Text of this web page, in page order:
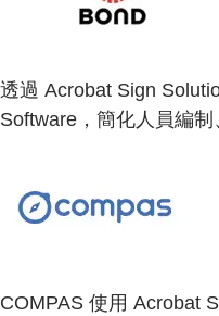
透過 Acrobat Sign
Software，簡化人員編制
COMPAS 使用 Acrobat